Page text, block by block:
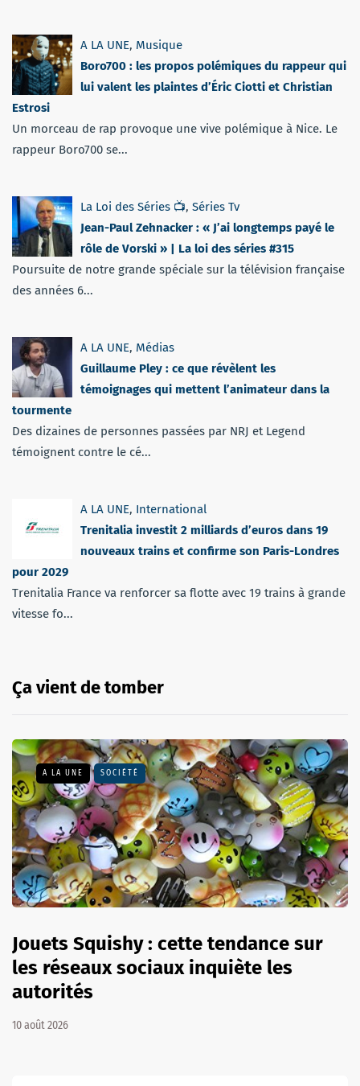
A LA UNE, Musique
Boro700 : les propos polémiques du rappeur qui
lui valent les plaintes d’Éric Ciotti et Christian
Estrosi
Un morceau de rap provoque une vive polémique à Nice. Le
rappeur Boro700 se...
La Loi des Séries 📺, Séries Tv
Jean-Paul Zehnacker : « J’ai longtemps payé le
rôle de Vorski » | La loi des séries #315
Poursuite de notre grande spéciale sur la télévision française
des années 6...
A LA UNE, Médias
Guillaume Pley : ce que révèlent les
témoignages qui mettent l’animateur dans la
tourmente
Des dizaines de personnes passées par NRJ et Legend
témoignent contre le cé...
A LA UNE, International
Trenitalia investit 2 milliards d’euros dans 19
nouveaux trains et confirme son Paris-Londres
pour 2029
Trenitalia France va renforcer sa flotte avec 19 trains à grande
vitesse fo...
Ça vient de tomber
A LA UNE SOCIÉTÉ
Jouets Squishy : cette tendance sur
les réseaux sociaux inquiète les
autorités
10 août 2026